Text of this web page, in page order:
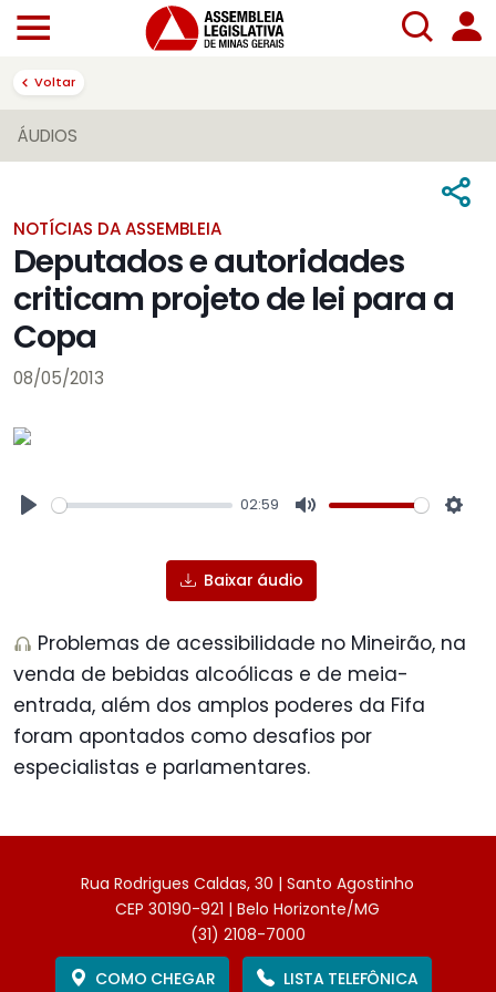
Voltar
ÁUDIOS
NOTÍCIAS DA ASSEMBLEIA
Deputados e autoridades
criticam projeto de lei para a
Copa
08/05/2013
02:59
Baixar áudio
Problemas de acessibilidade no Mineirão, na
venda de bebidas alcoólicas e de meia-
entrada, além dos amplos poderes da Fifa
foram apontados como desafios por
especialistas e parlamentares.
Rua Rodrigues Caldas, 30 | Santo Agostinho
CEP 30190-921 | Belo Horizonte/MG
(31) 2108-7000
COMO CHEGAR
LISTA TELEFÔNICA